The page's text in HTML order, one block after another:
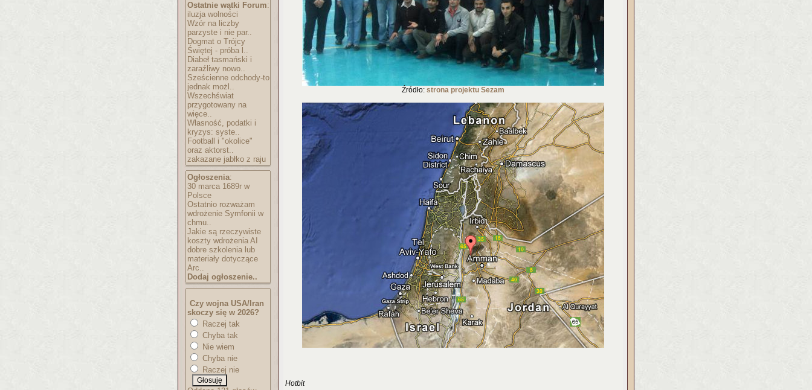
Ostatnie wątki Forum:
iluzja wolności
Wzór na liczby
parzyste i nie par..
Dogmat o Trójcy
Świętej - próba l..
Diabeł tasmański i
zaraźliwy nowo..
Sześcienne odchody-to
jednak możl..
Wszechświat
przygotowany na
więce..
Własność, podatki i
kryzys: syste..
Football i "okolice"
oraz aktorst..
zakazane jabłko z raju
Ogłoszenia:
30 marca 1689r w
Polsce
Ostatnio rozważam
wdrożenie Symfonii w
chmu..
Jakie są rzeczywiste
koszty wdrożenia AI
dobre szkolenia lub
materiały dotyczące
Arc..
Dodaj ogłoszenie..
Czy wojna USA/Iran
skoczy się w 2026?
Raczej tak
Chyba tak
Nie wiem
Chyba nie
Raczej nie
Źródło: strona projektu Sezam
Hotbit